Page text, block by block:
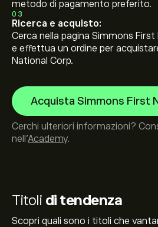
Titoli di tendenza
Scopri quali sono i titoli che
metodo di pagamento preferito.
03
Ricerca e acquisto:
Cerca nella pagina Simmons First
e effettua un ordine per
National Corp.
Acquista Simmons First
Cerchi ulteriori informazioni?
nell’Academy.